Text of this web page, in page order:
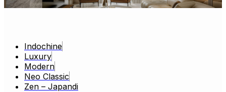
Indochine
Luxury
Modern
Neo Classic
Zen – Japandi